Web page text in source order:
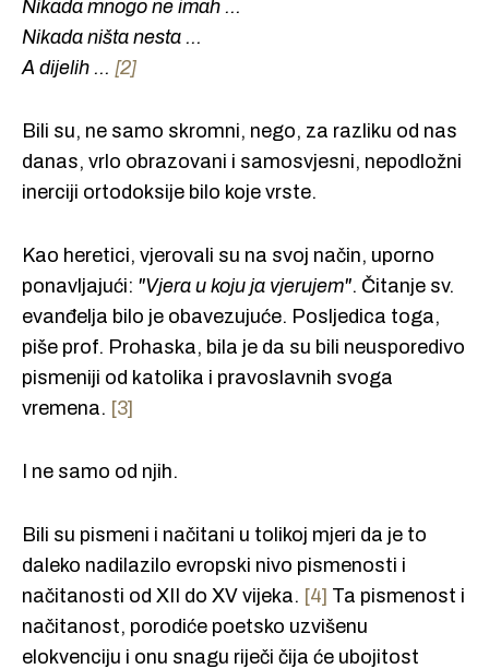
Nikada mnogo ne imah ...
Nikada ništa nesta ...
A dijelih ... [2]
Bili su, ne samo skromni, nego, za razliku od nas
danas, vrlo obrazovani i samosvjesni, nepodložni
inerciji ortodoksije bilo koje vrste.
Kao heretici, vjerovali su na svoj način, uporno
ponavljajući: "Vjera u koju ja vjerujem". Čitanje sv.
evanđelja bilo je obavezujuće. Posljedica toga,
piše prof. Prohaska, bila je da su bili neusporedivo
pismeniji od katolika i pravoslavnih svoga
vremena. [3]
I ne samo od njih.
Bili su pismeni i načitani u tolikoj mjeri da je to
daleko nadilazilo evropski nivo pismenosti i
načitanosti od XII do XV vijeka. [4] Ta pismenost i
načitanost, porodiće poetsko uzvišenu
elokvenciju i onu snagu riječi čija će ubojitost